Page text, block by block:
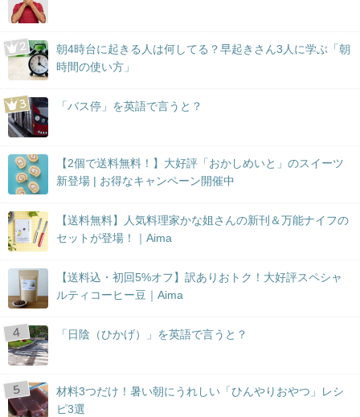
朝4時台に起きる人は何してる？早起きさん3人に学ぶ「朝
時間の使い方」
「バス停」を英語で言うと？
【2個で送料無料！】大好評「おかしめいと」のスイーツ
新登場 | お得なキャンペーン開催中
【送料無料】人気料理家かな姐さんの新刊＆万能ナイフの
セットが登場！｜Aima
【送料込・初回5%オフ】訳ありおトク！大好評スペシャ
ルティコーヒー豆｜Aima
「日陰（ひかげ）」を英語で言うと？
材料3つだけ！暑い朝にうれしい「ひんやりおやつ」レシ
ピ3選